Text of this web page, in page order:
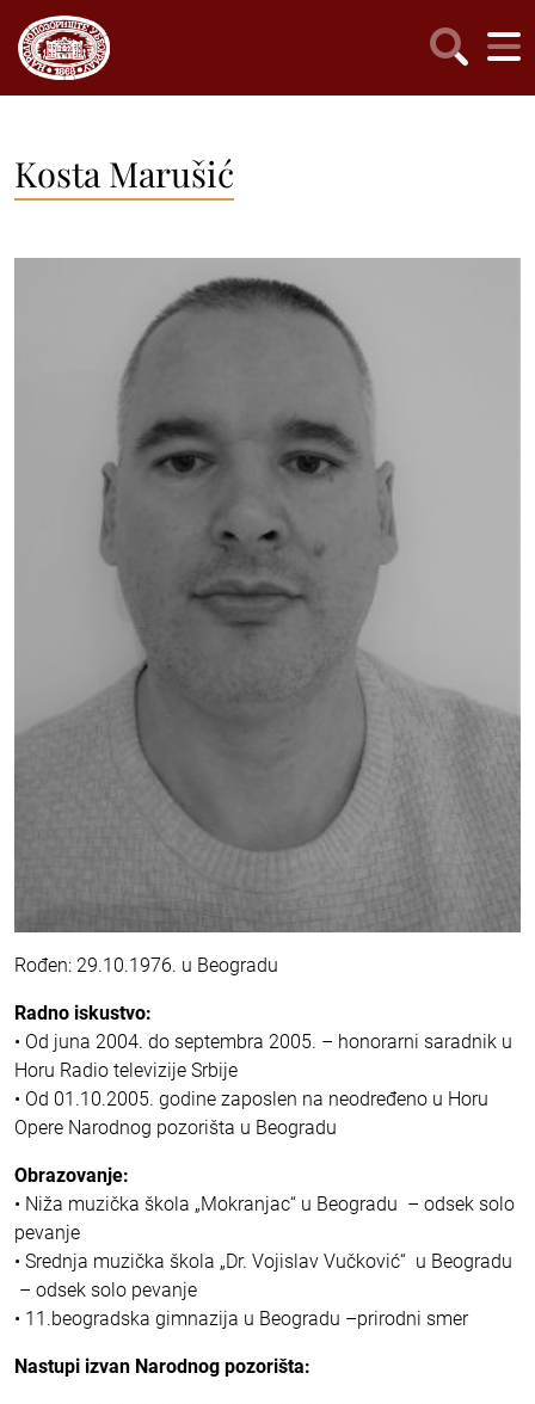
Kosta Marušić
Rođen: 29.10.1976. u Beogradu
Radno iskustvo:
• Od juna 2004. do septembra 2005. – honorarni saradnik u
Horu Radio televizije Srbije
• Od 01.10.2005. godine zaposlen na neodređeno u Horu
Opere Narodnog pozorišta u Beogradu
Obrazovanje:
• Niža muzička škola „Mokranjac“ u Beogradu – odsek solo
pevanje
• Srednja muzička škola „Dr. Vojislav Vučković“ u Beogradu
– odsek solo pevanje
• 11.beogradska gimnazija u Beogradu –prirodni smer
Nastupi izvan Narodnog pozorišta: